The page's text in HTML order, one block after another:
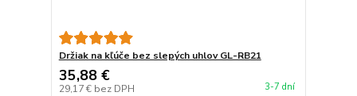
Držiak na kľúče bez slepých uhlov GL-RB21
35,88 €
29,17 € bez DPH 3-7 dní